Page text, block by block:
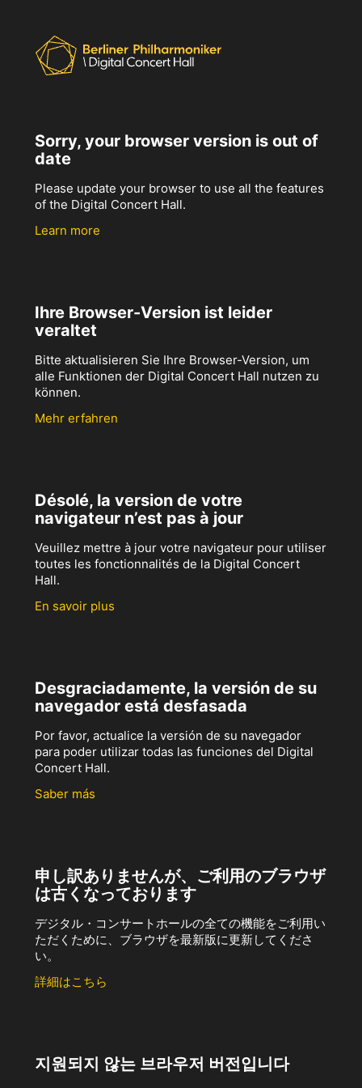
Sorry, your browser version is out of
date
Please update your browser to use all the features
of the Digital Concert Hall.
Learn more
Ihre Browser-Version ist leider
veraltet
Bitte aktualisieren Sie Ihre Browser-Version, um
alle Funktionen der Digital Concert Hall nutzen zu
können.
Mehr erfahren
Désolé, la version de votre
navigateur n’est pas à jour
Veuillez mettre à jour votre navigateur pour utiliser
toutes les fonctionnalités de la Digital Concert
Hall.
En savoir plus
Desgraciadamente, la versión de su
navegador está desfasada
Por favor, actualice la versión de su navegador
para poder utilizar todas las funciones del Digital
Concert Hall.
Saber más
申し訳ありませんが、ご利用のブラウザ
は古くなっております
デジタル・コンサートホールの全ての機能をご利用い
ただくために、ブラウザを最新版に更新してくださ
い。
詳細はこちら
지원되지 않는 브라우저 버전입니다